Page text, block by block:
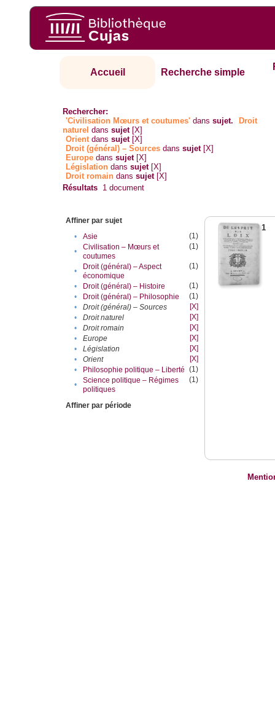
Accueil Recherche simple
Rechercher:
'Civilisation Mœurs et coutumes' danssujet.
Droit
naturel danssujet [X]
Orientdanssujet [X]
Droit (général) – Sources danssujet [X]
Europe danssujet [X]
Législation danssujet [X]
Droit romain danssujet [X]
Résultats 1 document
Affiner par sujet
•
Asie
(1)
•
Civilisation – Mœurs et
coutumes
(1)
•
Droit (général) – Aspect
économique
(1)
• Droit (général) – Histoire
(1)
•
Droit (général) – Philosophie
(1)
•
Droit (général) – Sources
[X]
•
Droit naturel
[X]
•
Droit romain
[X]
•
Europe
[X]
•
Législation
[X]
•
Orient
[X]
•
Philosophie politique – Liberté (1)
•
Science politique – Régimes
politiques
(1)
Affiner par période
1